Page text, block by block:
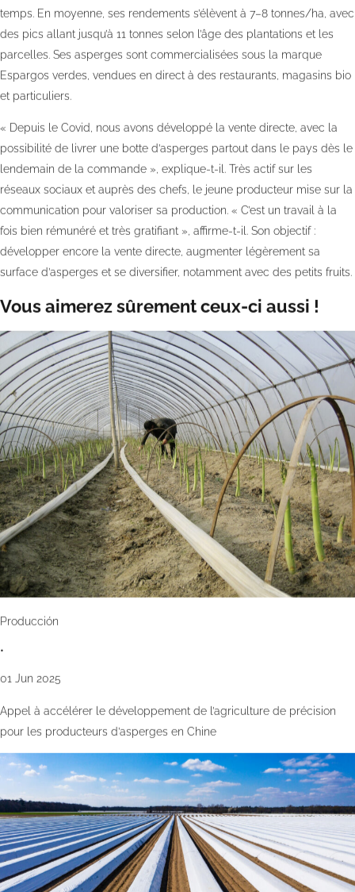
temps. En moyenne, ses rendements s’élèvent à 7–8 tonnes/ha, avec
des pics allant jusqu’à 11 tonnes selon l’âge des plantations et les
parcelles. Ses asperges sont commercialisées sous la marque
Espargos verdes, vendues en direct à des restaurants, magasins bio
et particuliers.
« Depuis le Covid, nous avons développé la vente directe, avec la
possibilité de livrer une botte d’asperges partout dans le pays dès le
lendemain de la commande », explique-t-il. Très actif sur les
réseaux sociaux et auprès des chefs, le jeune producteur mise sur la
communication pour valoriser sa production. « C’est un travail à la
fois bien rémunéré et très gratifiant », affirme-t-il. Son objectif :
développer encore la vente directe, augmenter légèrement sa
surface d’asperges et se diversifier, notamment avec des petits fruits.
Vous aimerez sûrement ceux-ci aussi !
Producción
•
01 Jun 2025
Appel à accélérer le développement de l’agriculture de précision
pour les producteurs d’asperges en Chine